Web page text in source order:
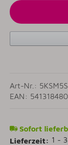
Art-Nr.:
EAN:
Sofort
Lieferzeit: 1 -